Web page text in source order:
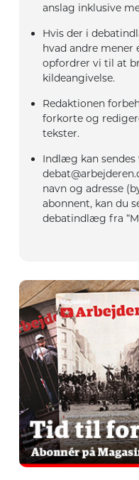
anslag inklusive
Hvis der i
hvad andre mener
opfordrer vi til at
kildeangivelse.
Redaktionen
forkorte og
tekster.
Indlæg kan sendes
navn og adresse
abonnent, kan du
debatindlæg fra